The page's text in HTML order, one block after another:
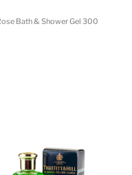
Bath & Shower Gel 300